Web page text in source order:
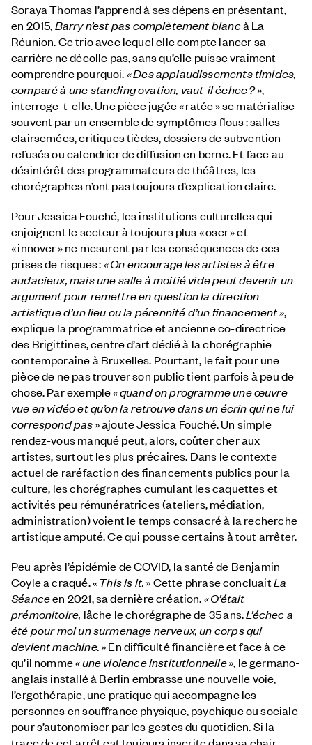
Soraya Thomas l’apprend à ses dépens en présentant,
en 2015,Barry n’est pas complètement blancà La
Réunion. Ce trio avec lequel elle compte lancer sa
carrière ne décolle pas, sans qu’elle puisse vraiment
comprendre pourquoi.«Des applaudissements timides,
comparé à une standing ovation, vaut-il échec ?»,
interroge-t-elle. Une pièce jugée « ratée » se matérialise
souvent par un ensemble de symptômes flous : salles
clairsemées, critiques tièdes, dossiers de subvention
refusés ou calendrier de diffusion en berne. Et face au
désintérêt des programmateurs de théâtres, les
chorégraphes n’ont pas toujours d’explication claire.
Pour Jessica Fouché, les institutions culturelles qui
enjoignent le secteur à toujours plus « oser » et
« innover » ne mesurent par les conséquences de ces
prises de risques :« On encourage les artistes à être
audacieux, mais une salle à moitié vide peut devenir un
argument pour remettre en question la direction
artistique d’un lieu ou la pérennité d’un financement »,
explique la programmatrice et ancienne co-directrice
des Brigittines, centre d’art dédié à la chorégraphie
contemporaine à Bruxelles. Pourtant, le fait pour une
pièce de ne pas trouver son public tient parfois à peu de
chose. Par exemple« quand on programme une œuvre
vue en vidéo et qu’on la retrouve dans un écrin qui ne lui
correspond pas »ajoute Jessica Fouché. Un simple
rendez-vous manqué peut, alors, coûter cher aux
artistes, surtout les plus précaires. Dans le contexte
actuel de raréfaction des financements publics pour la
culture, les chorégraphes cumulant les caquettes et
activités peu rémunératrices (ateliers, médiation,
administration) voient le temps consacré à la recherche
artistique amputé. Ce qui pousse certains à tout arrêter.
Peu après l’épidémie de COVID, la santé de Benjamin
Coyle a craqué.« This is it. »Cette phrase concluaitLa
Séanceen 2021, sa dernière création.«C’était
prémonitoire, lâche le chorégraphe de 35 ans.L’échec a
été pour moi un surmenage nerveux, un corps qui
devient machine.»En difficulté financière et face à ce
qu’il nomme« une violence institutionnelle», le germano-
anglais installé à Berlin embrasse une nouvelle voie,
l’ergothérapie, une pratique qui accompagne les
personnes en souffrance physique, psychique ou sociale
pour s’autonomiser par les gestes du quotidien. Si la
trace de cet arrêt est toujours inscrite dans sa chair,